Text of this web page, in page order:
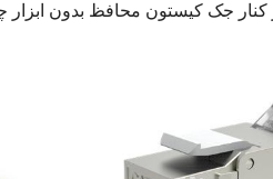
کنار جک کیستون محافظ بدون ابزار